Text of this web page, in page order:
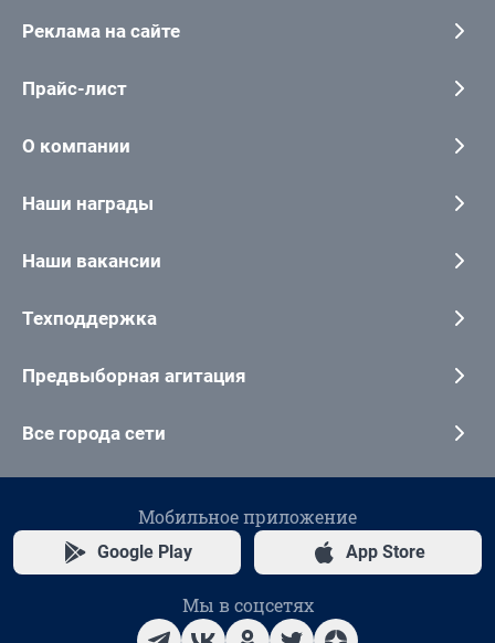
Реклама на сайте
Прайс-лист
О компании
Наши награды
Наши вакансии
Техподдержка
Предвыборная агитация
Все города сети
Мобильное приложение
Google Play App Store
Мы в соцсетях